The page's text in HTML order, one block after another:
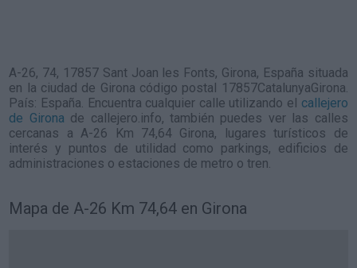
A-26, 74, 17857 Sant Joan les Fonts, Girona, España situada
en la ciudad de Girona código postal 17857CatalunyaGirona.
País: España. Encuentra cualquier calle utilizando el callejero
de Girona de callejero.info, también puedes ver las calles
cercanas a A-26 Km 74,64 Girona, lugares turísticos de
interés y puntos de utilidad como parkings, edificios de
administraciones o estaciones de metro o tren.
Mapa de A-26 Km 74,64 en Girona